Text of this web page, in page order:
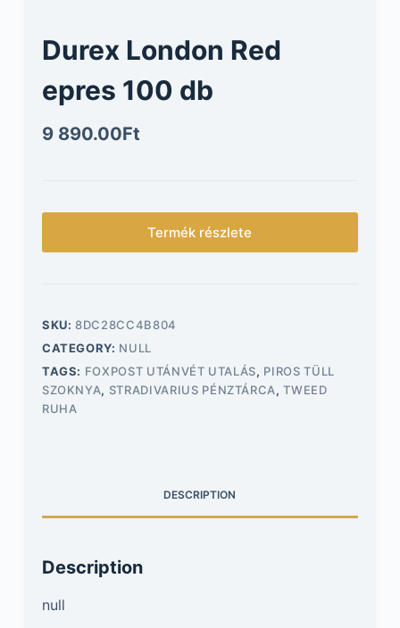
Durex London Red
epres 100 db
9 890.00Ft
Termék részlete
SKU:8DC28CC4B804
CATEGORY: NULL
TAGS: FOXPOST UTÁNVÉT UTALÁS, PIROS TÜLL
SZOKNYA, STRADIVARIUS PÉNZTÁRCA,TWEED
RUHA
DESCRIPTION
Description
null